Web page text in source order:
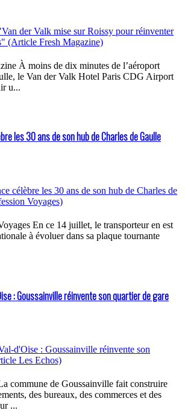
À moins de dix minutes de l’aéroport
le Van der Valk Hotel Paris CDG Airport
u...
les 30 ans de son hub de Charles de Gaulle
En ce 14 juillet, le transporteur en est
à évoluer dans sa plaque tournante
: Goussainville réinvente son quartier de gare
commune de Goussainville fait construire
des bureaux, des commerces et des
...